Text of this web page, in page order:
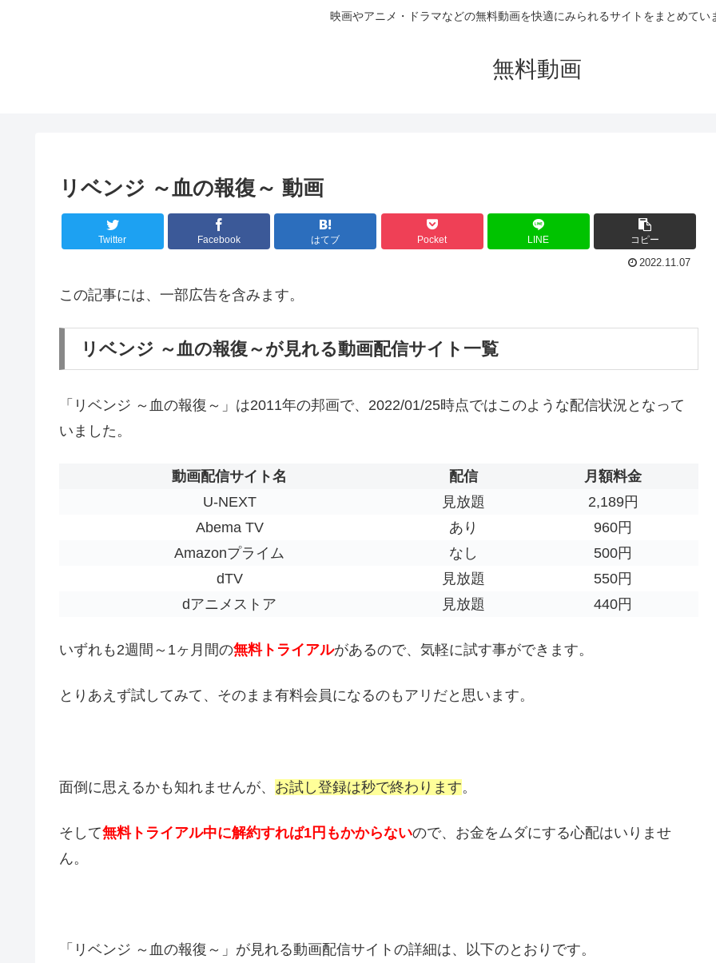
映画やアニメ・ドラマなどの無料動画を快適にみられるサイトをまとめてい
無料動画
リベンジ ～血の報復～ 動画
Twitter Facebook はてブ Pocket LINE コピー
2022.11.07
この記事には、一部広告を含みます。
リベンジ ～血の報復～が見れる動画配信サイト一覧
「リベンジ ～血の報復～」は2011年の邦画で、2022/01/25時点ではこのような配信状況となって
いました。
動画配信サイト名 配信
月額料金
U-NEXT
見放題
2,189円
Abema TV
あり
960円
Amazonプライム
なし
500円
dTV
見放題
550円
dアニメストア
見放題 440円
いずれも2週間～1ヶ月間の無料トライアルがあるので、気軽に試す事ができます。
とりあえず試してみて、そのまま有料会員になるのもアリだと思います。
面倒に思えるかも知れませんが、 お試し登録は秒で終わります。
そして無料トライアル中に解約すれば1円もかからないので、お金をムダにする心配はいりませ
ん。
「リベンジ ～血の報復～」が見れる動画配信サイトの詳細は、以下のとおりです。